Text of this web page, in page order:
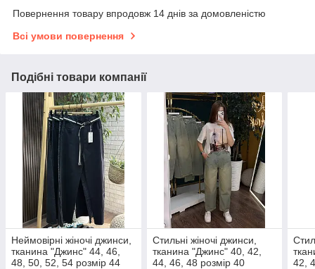
Повернення товару впродовж 14 днів за домовленістю
Всі умови повернення
Подібні товари компанії
Неймовірні жіночі джинси,
тканина "Джинс" 44, 46,
48, 50, 52, 54 розмір 44
Стильні жіночі джинси,
тканина "Джинс" 40, 42,
44, 46, 48 розмір 40
42,